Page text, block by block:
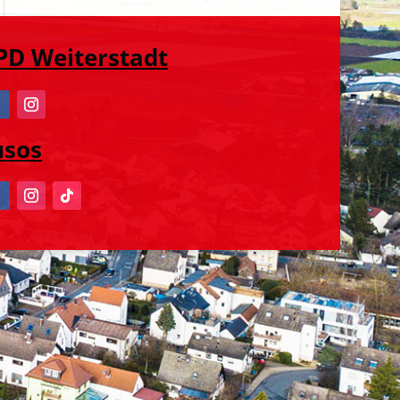
Weiterstadt